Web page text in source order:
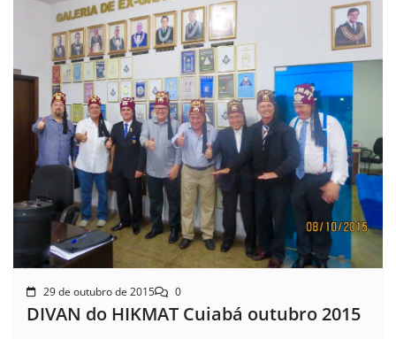
29 de outubro de 2015 0
DIVAN do HIKMAT Cuiabá outubro 2015